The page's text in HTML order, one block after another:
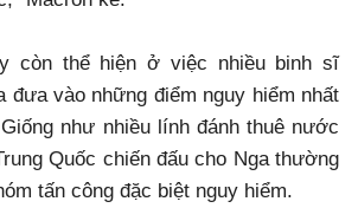
còn thể hiện ở việc nhiều binh sĩ
đưa vào những điểm nguy hiểm nhất
như nhiều lính đánh thuê nước
Quốc chiến đấu cho Nga thường
tấn công đặc biệt nguy hiểm.